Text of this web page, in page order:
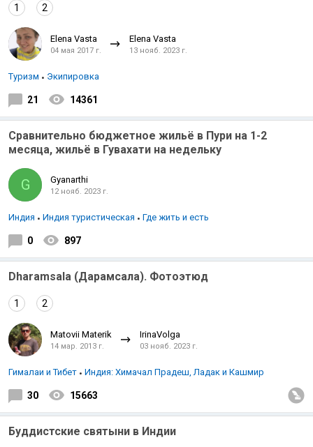
1 2
Elena Vasta
04 мая 2017 г.
Elena Vasta
13 нояб. 2023 г.
Туризм Экипировка
21 14361
Сравнительно бюджетное жильё в Пури на 1-2
месяца, жильё в Гувахати на недельку
G Gyanarthi
12 нояб. 2023 г.
Индия Индия туристическая Где жить и есть
0 897
Dharamsala (Дарамсала). Фотоэтюд
1 2
Matovii Materik
14 мар. 2013 г.
IrinaVolga
03 нояб. 2023 г.
Гималаи и Тибет Индия: Химачал Прадеш, Ладак и Кашмир
30 15663
Буддистские святыни в Индии